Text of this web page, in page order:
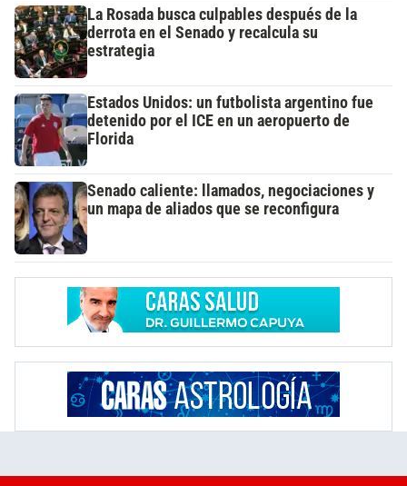
La Rosada busca culpables después de la
derrota en el Senado y recalcula su
estrategia
Estados Unidos: un futbolista argentino fue
detenido por el ICE en un aeropuerto de
Florida
Senado caliente: llamados, negociaciones y
un mapa de aliados que se reconfigura